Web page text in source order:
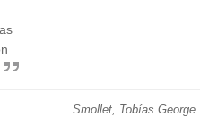
Smollet, Tobías George